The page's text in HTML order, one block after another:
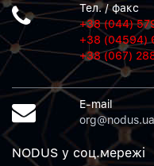
Тел. / факс
+38 (044)
+38 (04594)
+38 (067)
E-mail
org@nodus.ua
NODUS у соц.мережi